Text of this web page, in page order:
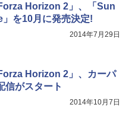
Horizon 2」、「Sun
を10月に発売決定!
2014年7月29日
Horizon 2」、カーパ
信がスタート
2014年10月7日